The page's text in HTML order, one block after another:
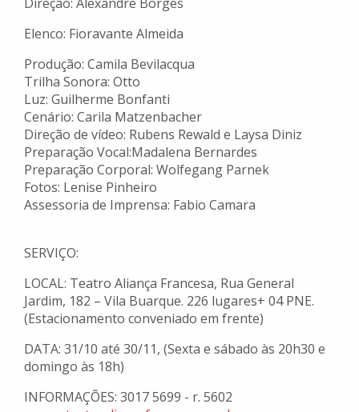
Elenco: Fioravante Almeida
Produção: Camila Bevilacqua
Trilha Sonora: Otto
Luz: Guilherme Bonfanti
Cenário: Carila Matzenbacher
Direção de vídeo: Rubens Rewald e Laysa Diniz
Preparação Vocal:Madalena Bernardes
Preparação Corporal: Wolfegang Parnek
Fotos: Lenise Pinheiro
Assessoria de Imprensa: Fabio Camara
SERVIÇO:
LOCAL: Teatro Aliança Francesa, Rua General
Jardim, 182 – Vila Buarque. 226 lugares+ 04 PNE.
(Estacionamento conveniado em frente)
DATA: 31/10 até 30/11, (Sexta e sábado às 20h30 e
domingo às 18h)
INFORMAÇÕES: 3017 5699 - r. 5602